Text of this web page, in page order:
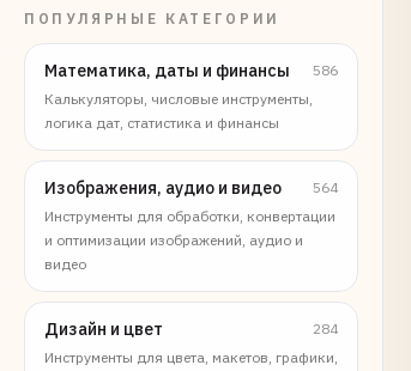
ПОПУЛЯРНЫЕ КАТЕГОРИИ
Математика, даты и финансы
586
Калькуляторы, числовые инструменты,
логика дат, статистика и финансы
Изображения, аудио и видео
564
Инструменты для обработки, конвертации
и оптимизации изображений, аудио и
видео
Дизайн и цвет
284
Инструменты для цвета, макетов, графики,